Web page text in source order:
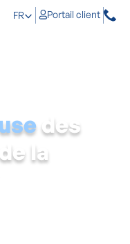
FR Portail client
des
la